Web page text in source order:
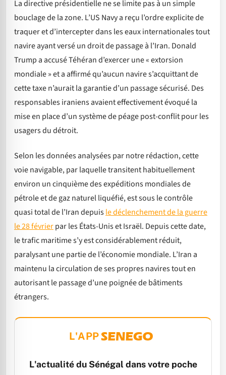
La directive présidentielle ne se limite pas à un simple
bouclage de la zone. L’US Navy a reçu l’ordre explicite de
traquer et d’intercepter dans les eaux internationales tout
navire ayant versé un droit de passage à l’Iran. Donald
Trump a accusé Téhéran d’exercer une « extorsion
mondiale » et a affirmé qu’aucun navire s’acquittant de
cette taxe n’aurait la garantie d’un passage sécurisé. Des
responsables iraniens avaient effectivement évoqué la
mise en place d’un système de péage post-conflit pour les
usagers du détroit.
Selon les données analysées par notre rédaction, cette
voie navigable, par laquelle transitent habituellement
environ un cinquième des expéditions mondiales de
pétrole et de gaz naturel liquéfié, est sous le contrôle
quasi total de l’Iran depuisle déclenchement de la guerre
le 28 févrierpar les États-Unis et Israël. Depuis cette date,
le trafic maritime s’y est considérablement réduit,
paralysant une partie de l’économie mondiale. L’Iran a
maintenu la circulation de ses propres navires tout en
autorisant le passage d’une poignée de bâtiments
étrangers.
L'APP
L'actualité du Sénégal dans votre poche